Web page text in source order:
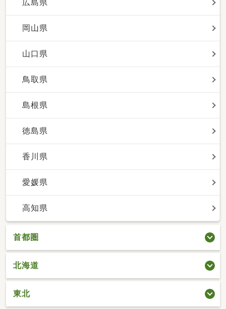
広島県
岡山県
山口県
鳥取県
島根県
徳島県
香川県
愛媛県
高知県
首都圏
北海道
東北